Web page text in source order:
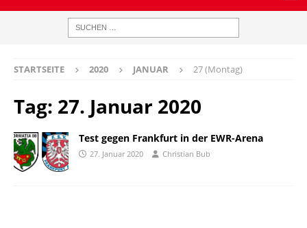
STARTSEITE 2020 JANUAR 27 (Montag)
Tag: 27. Januar 2020
Test gegen Frankfurt in der EWR-Arena
27. Januar 2020 Christian Bub